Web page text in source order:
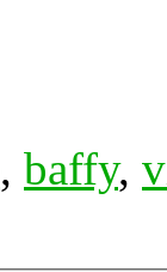
, baffy,